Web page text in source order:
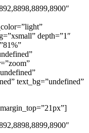
depth=”1″
text_bg=”undefined”